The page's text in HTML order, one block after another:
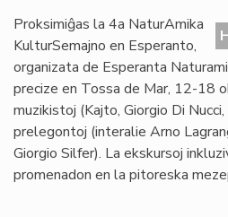
Proksimiĝas la 4a NaturAmika
KulturSemajno en Esperanto,
organizata de Esperanta
precize en Tossa de Mar, 12-18
muzikistoj (Kajto, Giorgio Di
prelegontoj (interalie Arno
Giorgio Silfer). La ekskursoj
promenadon en la pitoreska